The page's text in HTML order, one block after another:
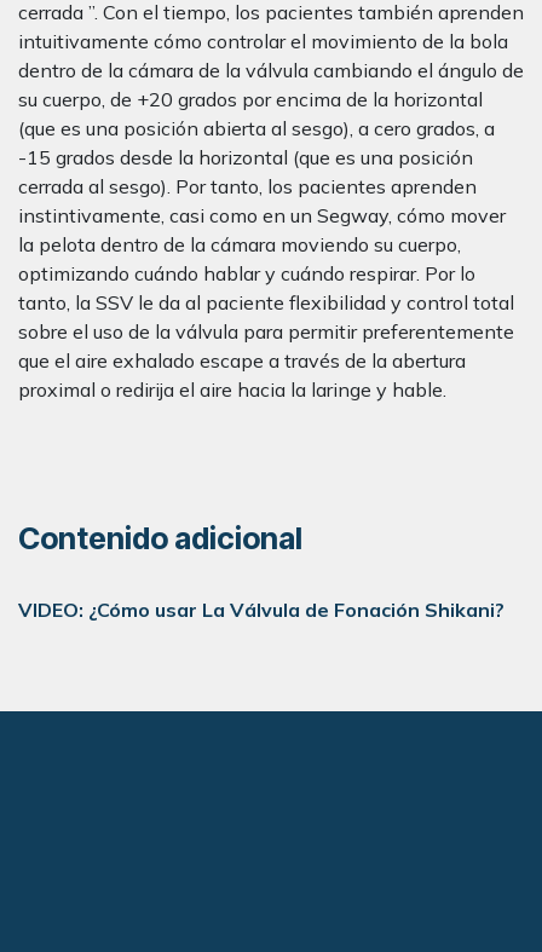
cerrada ”. Con el tiempo, los pacientes también aprenden
intuitivamente cómo controlar el movimiento de la bola
dentro de la cámara de la válvula cambiando el ángulo de
su cuerpo, de +20 grados por encima de la horizontal
(que es una posición abierta al sesgo), a cero grados, a
-15 grados desde la horizontal (que es una posición
cerrada al sesgo). Por tanto, los pacientes aprenden
instintivamente, casi como en un Segway, cómo mover
la pelota dentro de la cámara moviendo su cuerpo,
optimizando cuándo hablar y cuándo respirar. Por lo
tanto, la SSV le da al paciente flexibilidad y control total
sobre el uso de la válvula para permitir preferentemente
que el aire exhalado escape a través de la abertura
proximal o redirija el aire hacia la laringe y hable.
Contenido adicional
VIDEO: ¿Cómo usar La Válvula de Fonación Shikani?